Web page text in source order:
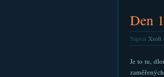
Den
Napsal Xsoft
Je to tu,